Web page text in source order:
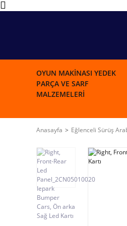
OYUN MAKINASI YEDEK
PARÇA VE SARF
MALZEMELERI
Anasayfa Eğlenceli Sürüş